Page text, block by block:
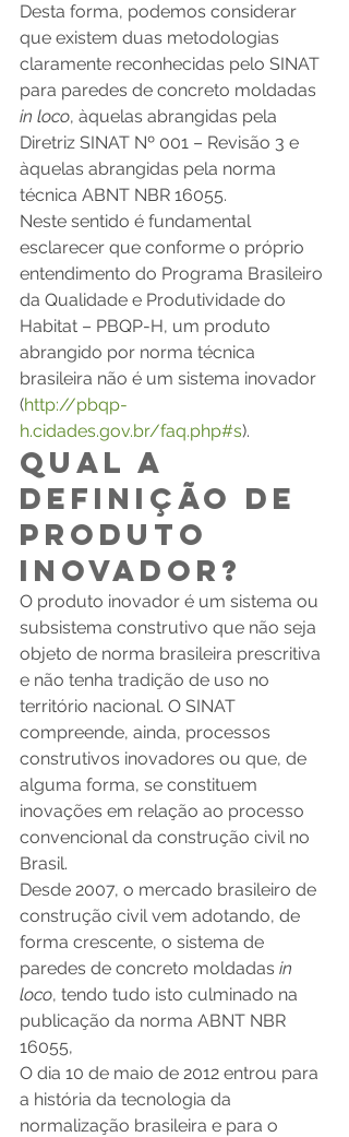
Desta forma, podemos considerar
que existem duas metodologias
claramente reconhecidas pelo SINAT
para paredes de concreto moldadas
in loco, àquelas abrangidas pela
Diretriz SINAT Nº 001 – Revisão 3 e
àquelas abrangidas pela norma
técnica ABNT NBR 16055.
Neste sentido é fundamental
esclarecer que conforme o próprio
entendimento do Programa Brasileiro
da Qualidade e Produtividade do
Habitat – PBQP-H, um produto
abrangido por norma técnica
brasileira não é um sistema inovador
(http://pbqp-
h.cidades.gov.br/faq.php#s).
QUAL A
DEFINIÇÃO DE
PRODUTO
INOVADOR?
O produto inovador é um sistema ou
subsistema construtivo que não seja
objeto de norma brasileira prescritiva
e não tenha tradição de uso no
território nacional. O SINAT
compreende, ainda, processos
construtivos inovadores ou que, de
alguma forma, se constituem
inovações em relação ao processo
convencional da construção civil no
Brasil.
Desde 2007, o mercado brasileiro de
construção civil vem adotando, de
forma crescente, o sistema de
paredes de concreto moldadas in
loco, tendo tudo isto culminado na
publicação da norma ABNT NBR
16055,
O dia 10 de maio de 2012 entrou para
a história da tecnologia da
normalização brasileira e para o